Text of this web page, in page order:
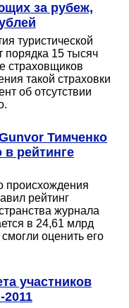
за рубеж,
туристической
порядка 15 тысяч
страховщиков
такой страховки
об отсутствии
Тимченко
рейтинге
происхождения
рейтинг
журнала
в 24,61 млрд
оценить его
участников